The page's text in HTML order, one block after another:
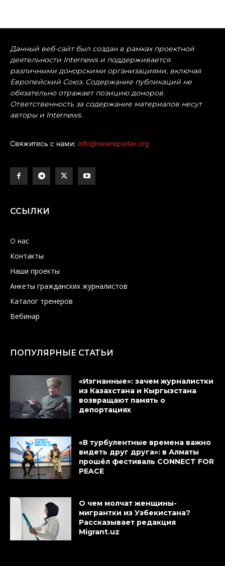
Данный веб-сайт был создан в рамках проектной
деятельности Internews и поддерживается
различными донорскими организациями, включая
Европейский Союз. Содержание публикаций не
обязательно отражает позицию доноров.
Ответственность за содержание материалов несут
авторы и Internews.
Свяжитесь с нами: info@newreporter.org
ССЫЛКИ
О нас
Контакты
Наши проекты
Анкеты гражданских журналистов
Каталог тренеров
Вебинар
ПОПУЛЯРНЫЕ СТАТЬИ
«Изгнанные»: зачем журналистки
из Казахстана и Кыргызстана
возвращают память о
депортациях
«В турбулентные времена важно
видеть друг друга»: в Алматы
прошёл фестиваль CONNECT FOR
PEACE
О чем молчат женщины-
мигрантки из Узбекистана?
Рассказывает редакция
Migrant.uz